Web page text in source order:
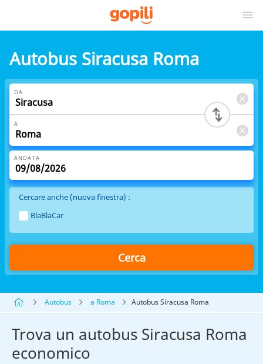
Autobus Siracusa Roma
DA
A
ANDATA
Cercare anche (nuova finestra) :
BlaBlaCar
Cerca
Autobus a Roma Autobus Siracusa Roma
Trova un autobus Siracusa Roma
economico